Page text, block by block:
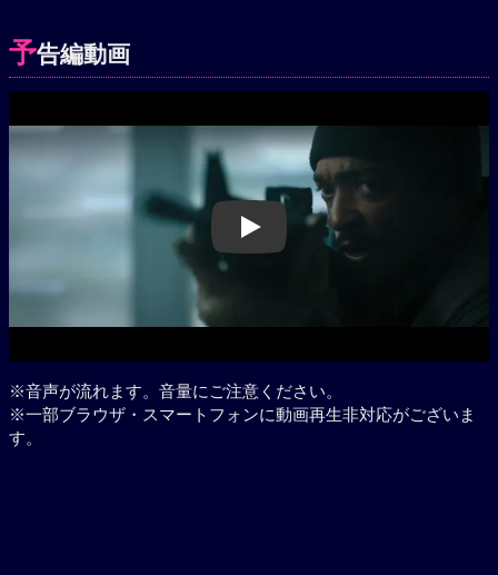
予告編動画
Play
※音声が流れます。音量にご注意ください。
※一部ブラウザ・スマートフォンに動画再生非対応がございま
す。